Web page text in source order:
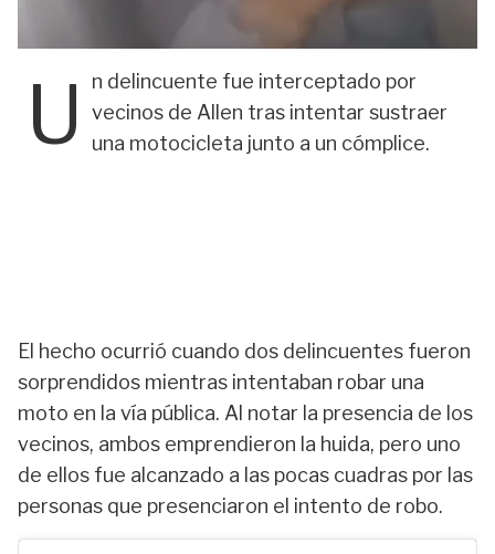
U
n delincuente fue interceptado por
vecinos de Allen tras intentar sustraer
una motocicleta junto a un cómplice.
El hecho ocurrió cuando dos delincuentes fueron
sorprendidos mientras intentaban robar una
moto en la vía pública. Al notar la presencia de los
vecinos, ambos emprendieron la huida, pero uno
de ellos fue alcanzado a las pocas cuadras por las
personas que presenciaron el intento de robo.